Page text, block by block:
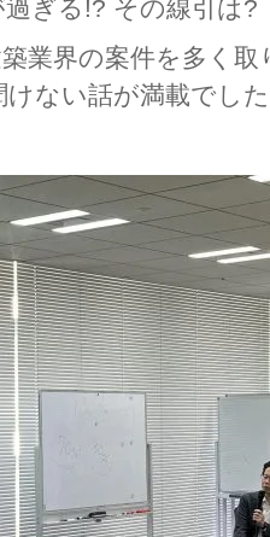
ぎる!? その線引は?
業界の案件を多く
ない話が満載でし